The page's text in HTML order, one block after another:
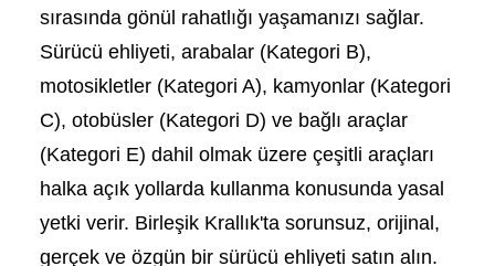
sırasında gönül rahatlığı yaşamanızı sağlar.
Sürücü ehliyeti, arabalar (Kategori B),
motosikletler (Kategori A), kamyonlar (Kategori
C), otobüsler (Kategori D) ve bağlı araçlar
(Kategori E) dahil olmak üzere çeşitli araçları
halka açık yollarda kullanma konusunda yasal
yetki verir. Birleşik Krallık'ta sorunsuz, orijinal,
gerçek ve özgün bir sürücü ehliyeti satın alın.